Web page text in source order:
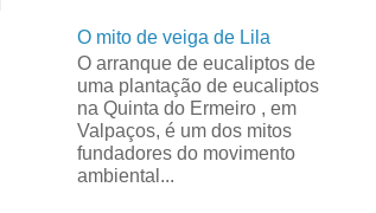
O mito de veiga de Lila
O arranque de eucaliptos de
uma plantação de eucaliptos
na Quinta do Ermeiro , em
Valpaços, é um dos mitos
fundadores do movimento
ambiental...